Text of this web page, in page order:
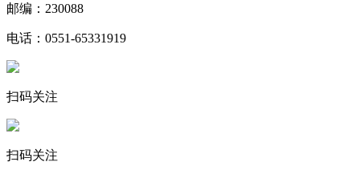
邮编：230088
电话：0551-65331919
扫码关注
扫码关注